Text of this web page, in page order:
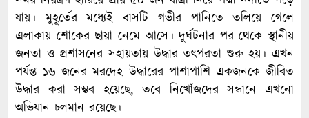
যায়। মুহূর্তের মধ্যেই বাসটি গভীর পানিতে তলিয়ে গেলে
এলাকায় শোকের ছায়া নেমে আসে। দুর্ঘটনার পর থেকে স্থানীয়
জনতা ও প্রশাসনের সহায়তায় উদ্ধার তৎপরতা শুরু হয়। এখন
পর্যন্ত ১৬ জনের মরদেহ উদ্ধারের পাশাপাশি একজনকে জীবিত
উদ্ধার করা সম্ভব হয়েছে, তবে নিখোঁজদের সন্ধানে এখনো
অভিযান চলমান রয়েছে।